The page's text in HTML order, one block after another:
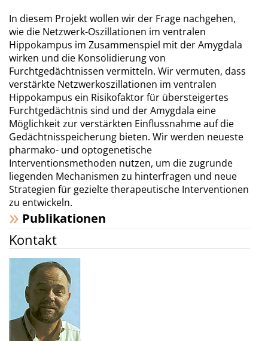
In diesem Projekt wollen wir der Frage nachgehen,
wie die Netzwerk-Oszillationen im ventralen
Hippokampus im Zusammenspiel mit der Amygdala
wirken und die Konsolidierung von
Furchtgedächtnissen vermitteln. Wir vermuten, dass
verstärkte Netzwerkoszillationen im ventralen
Hippokampus ein Risikofaktor für übersteigertes
Furchtgedächtnis sind und der Amygdala eine
Möglichkeit zur verstärkten Einflussnahme auf die
Gedächtnisspeicherung bieten. Wir werden neueste
pharmako- und optogenetische
Interventionsmethoden nutzen, um die zugrunde
liegenden Mechanismen zu hinterfragen und neue
Strategien für gezielte therapeutische Interventionen
zu entwickeln.
Publikationen
Kontakt